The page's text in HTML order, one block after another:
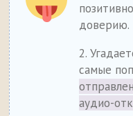
доверию.
2.
самые
аудио-